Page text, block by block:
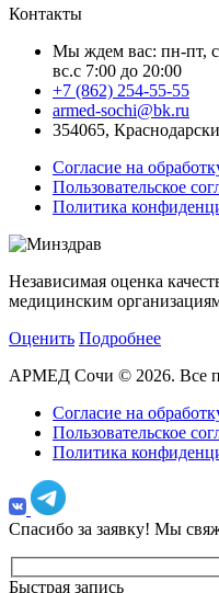
Контакты
Мы ждем вас: пн-пт, с
вс.с 7:00 до 20:00
+7 (862) 254-55-55
armed-sochi@bk.ru
354065,
Согласие на
Пользовательское
Политика
Независимая оценка
медицинским
Оценить Подробнее
АРМЕД Сочи © 2026. Все
Согласие на
Пользовательское
Политика
Спасибо за заявку! Мы
Быстрая запись